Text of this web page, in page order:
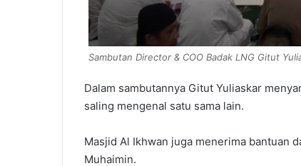
Sambutan Director & COO Badak LNG Gitut
Dalam sambutannya Gitut Yuliaskar
saling mengenal satu sama lain.
Masjid Al Ikhwan juga menerima bantuan
Muhaimin.